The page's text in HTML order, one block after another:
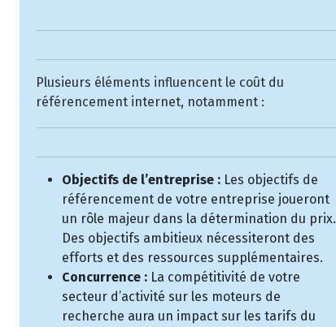
Plusieurs éléments influencent le coût du
référencement internet, notamment :
Objectifs de l’entreprise : Les objectifs de
référencement de votre entreprise joueront
un rôle majeur dans la détermination du prix.
Des objectifs ambitieux nécessiteront des
efforts et des ressources supplémentaires.
Concurrence : La compétitivité de votre
secteur d’activité sur les moteurs de
recherche aura un impact sur les tarifs du